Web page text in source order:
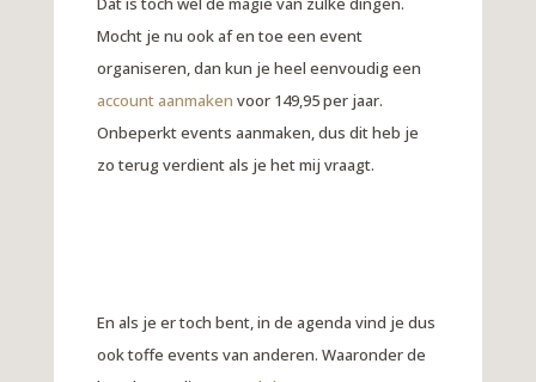
Mocht je nu ook af en toe een event
organiseren, dan kun je heel eenvoudig een
account aanmaken voor 149,95 per jaar.
Onbeperkt events aanmaken, dus dit heb je
zo terug verdient als je het mij vraagt.
En als je er toch bent, in de agenda vind je dus
ook toffe events van anderen. Waaronder de